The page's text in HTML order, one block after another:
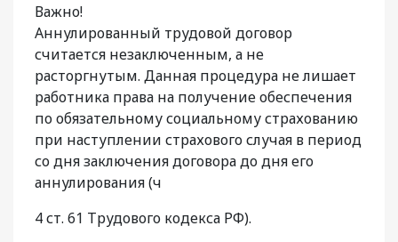
Важно!
Аннулированный трудовой договор
считается незаключенным, а не
расторгнутым. Данная процедура не лишает
работника права на получение обеспечения
по обязательному социальному страхованию
при наступлении страхового случая в период
со дня заключения договора до дня его
аннулирования (ч
4 ст. 61 Трудового кодекса РФ).